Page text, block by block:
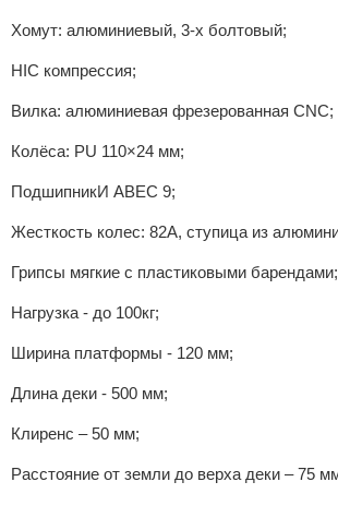
Хомут: алюминиевый, 3-х болтовый;
HIC компрессия;
Вилка: алюминиевая фрезерованная CNC;
Колёса: PU 110×24 мм;
ПодшипникИ ABEC 9;
Жесткость колес: 82А, ступица из
Грипсы мягкие с пластиковыми барендами;
Нагрузка - до 100кг;
Ширина платформы - 120 мм;
Длина деки - 500 мм;
Клиренс – 50 мм;
Расстояние от земли до верха деки – 75